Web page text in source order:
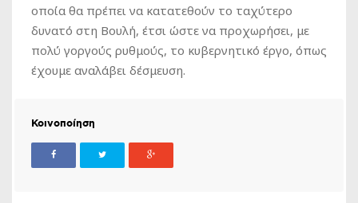
οποία θα πρέπει να κατατεθούν το ταχύτερο
δυνατό στη Βουλή, έτσι ώστε να προχωρήσει, με
πολύ γοργούς ρυθμούς, το κυβερνητικό έργο, όπως
έχουμε αναλάβει δέσμευση.
Κοινοποίηση